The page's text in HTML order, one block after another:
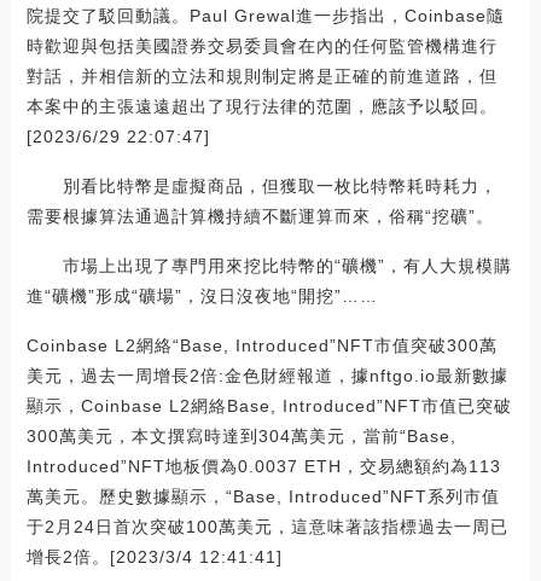
院提交了駁回動議。Paul Grewal進一步指出，Coinbase隨
時歡迎與包括美國證券交易委員會在內的任何監管機構進行
對話，并相信新的立法和規則制定將是正確的前進道路，但
本案中的主張遠遠超出了現行法律的范圍，應該予以駁回。
[2023/6/29 22:07:47]
別看比特幣是虛擬商品，但獲取一枚比特幣耗時耗力，
需要根據算法通過計算機持續不斷運算而來，俗稱“挖礦”。
市場上出現了專門用來挖比特幣的“礦機”，有人大規模購
進“礦機”形成“礦場”，沒日沒夜地“開挖”……
Coinbase L2網絡“Base, Introduced”NFT市值突破300萬
美元，過去一周增長2倍:金色財經報道，據nftgo.io最新數據
顯示，Coinbase L2網絡Base, Introduced”NFT市值已突破
300萬美元，本文撰寫時達到304萬美元，當前“Base,
Introduced”NFT地板價為0.0037 ETH，交易總額約為113
萬美元。歷史數據顯示，“Base, Introduced”NFT系列市值
于2月24日首次突破100萬美元，這意味著該指標過去一周已
增長2倍。[2023/3/4 12:41:41]